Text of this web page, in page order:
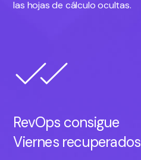
las hojas de cálculo ocultas.
RevOps consigue
Viernes recuperados